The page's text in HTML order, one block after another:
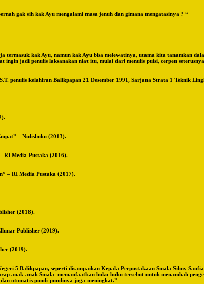
gak sih kak Ayu mengalami masa jenuh dan gimana mengatasinya ? “
termasuk kak Ayu, namun kak Ayu bisa melewatinya, utama kita tanamkan
ingin jadi penulis laksanakan niat itu, mulai dari menulis puisi, cerpen
penulis kelahiran Balikpapan 21 Desember 1991, Sarjana Strata 1 Teknik
– Nulisbuku (2013).
RI Media Pustaka (2016).
– RI Media Pustaka (2017).
(2018).
Publisher (2019).
(2019).
5 Balikpapan, seperti disampaikan Kepala Perpustakaan Smala Silmy
anak-anak Smala memanfaatkan buku-buku tersebut untuk menambah
otomatis pundi-pundinya juga meningkat.”